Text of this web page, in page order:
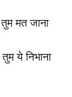
तुम मत जाना
तुम ये निभाना